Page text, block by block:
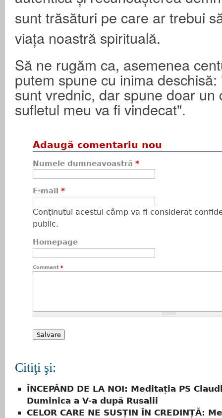
sunt trăsături pe care ar trebui
viața noastră spirituală.
Să ne rugăm ca, asemenea
putem spune cu inima
sunt vrednic, dar spune doar un
sufletul meu va fi vindecat".
Adaugă comentariu nou
Numele dumneavoastră *
E-mail *
Conţinutul acestui câmp va fi considerat
public.
Homepage
Comment *
Citiţi şi:
ÎNCEPÂND DE LA NOI: Meditația PS
Duminica a V-a după Rusalii
CELOR CARE NE SUSȚIN ÎN CREDINȚĂ: